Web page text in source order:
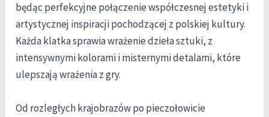
będąc perfekcyjne połączenie współczesnej estetyki i
artystycznej inspiracji pochodzącej z polskiej kultury.
Każda klatka sprawia wrażenie dzieła sztuki, z
intensywnymi kolorami i misternymi detalami, które
ulepszają wrażenia z gry.
Od rozległych krajobrazów po pieczołowicie